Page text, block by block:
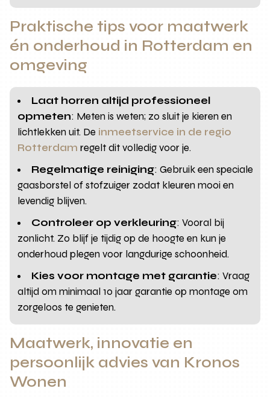
Praktische tips voor maatwerk
én onderhoud in Rotterdam en
omgeving
Laat horren altijd professioneel
opmeten: Meten is weten; zo sluit je kieren en
lichtlekken uit. De inmeetservice in de regio
Rotterdam regelt dit volledig voor je.
Regelmatige reiniging: Gebruik een speciale
gaasborstel of stofzuiger zodat kleuren mooi en
levendig blijven.
Controleer op verkleuring: Vooral bij
zonlicht. Zo blijf je tijdig op de hoogte en kun je
onderhoud plegen voor langdurige schoonheid.
Kies voor montage met garantie: Vraag
altijd om minimaal 10 jaar garantie op montage om
zorgeloos te genieten.
Maatwerk, innovatie en
persoonlijk advies van Kronos
Wonen